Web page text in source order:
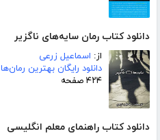
دانلود کتاب رمان سایه‌های ناگزیر
از: اسماعیل زرعی
دانلود رایگان بهترین رمان‌ها
۴۲۴ صفحه
دانلود کتاب راهنمای معلم انگلیسی